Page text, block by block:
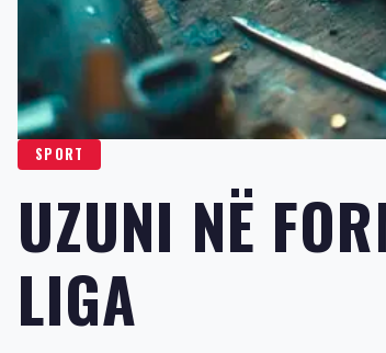
SPORT
UZUNI NË
LIGA